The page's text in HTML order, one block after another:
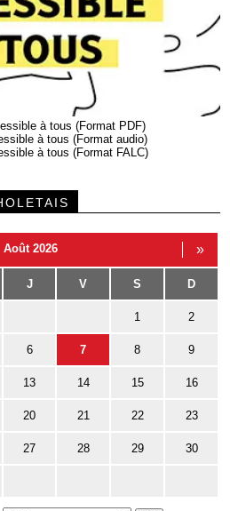
à tous (Format PDF)
à tous (Format audio)
à tous (Format FALC)
Août 2026 »
J V S D
1 2
6 7 8 9
13 14 15 16
20 21 22 23
27 28 29 30